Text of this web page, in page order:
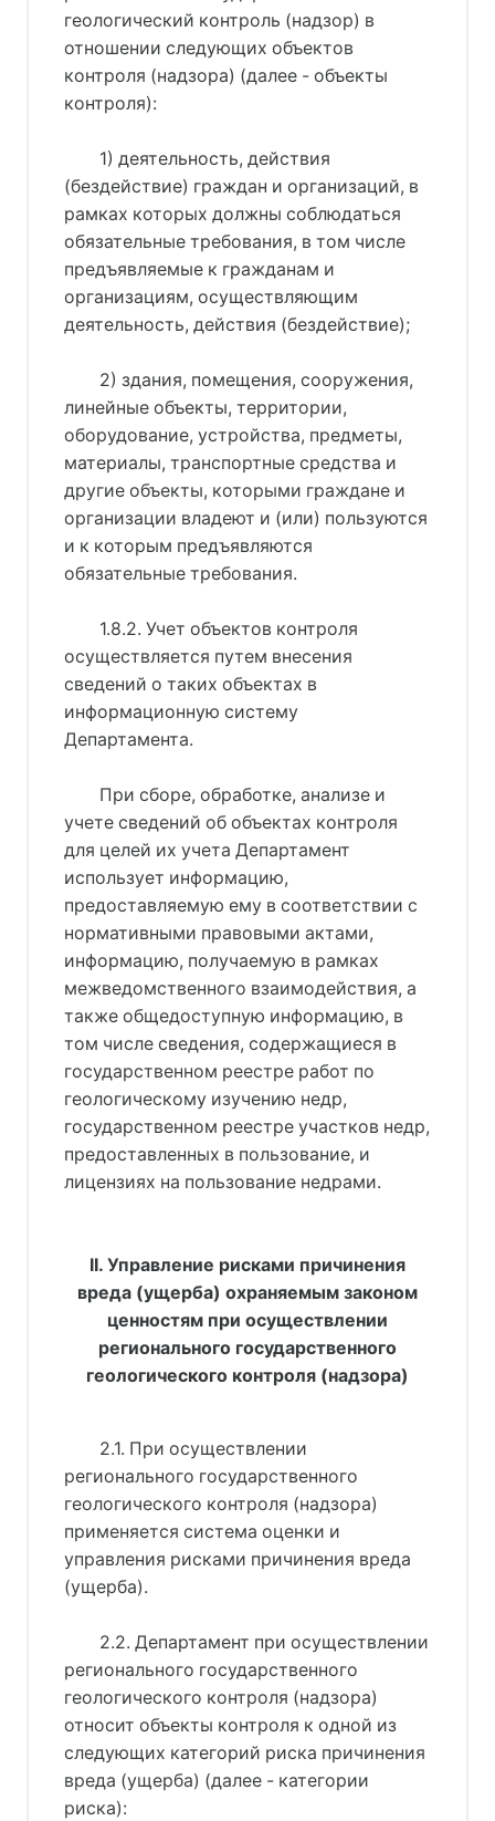
геологический контроль (надзор) в
отношении следующих объектов
контроля (надзора) (далее - объекты
контроля):
1) деятельность, действия
(бездействие) граждан и организаций, в
рамках которых должны соблюдаться
обязательные требования, в том числе
предъявляемые к гражданам и
организациям, осуществляющим
деятельность, действия (бездействие);
2) здания, помещения, сооружения,
линейные объекты, территории,
оборудование, устройства, предметы,
материалы, транспортные средства и
другие объекты, которыми граждане и
организации владеют и (или) пользуются
и к которым предъявляются
обязательные требования.
1.8.2. Учет объектов контроля
осуществляется путем внесения
сведений о таких объектах в
информационную систему
Департамента.
При сборе, обработке, анализе и
учете сведений об объектах контроля
для целей их учета Департамент
использует информацию,
предоставляемую ему в соответствии с
нормативными правовыми актами,
информацию, получаемую в рамках
межведомственного взаимодействия, а
также общедоступную информацию, в
том числе сведения, содержащиеся в
государственном реестре работ по
геологическому изучению недр,
государственном реестре участков недр,
предоставленных в пользование, и
лицензиях на пользование недрами.
II. Управление рисками причинения
вреда (ущерба) охраняемым законом
ценностям при осуществлении
регионального государственного
геологического контроля (надзора)
2.1. При осуществлении
регионального государственного
геологического контроля (надзора)
применяется система оценки и
управления рисками причинения вреда
(ущерба).
2.2. Департамент при осуществлении
регионального государственного
геологического контроля (надзора)
относит объекты контроля к одной из
следующих категорий риска причинения
вреда (ущерба) (далее - категории
риска):